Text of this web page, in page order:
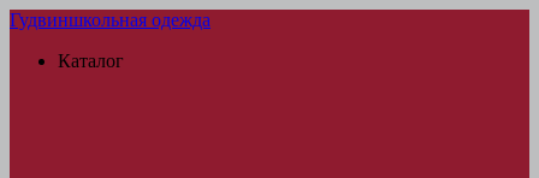
Гудвиншкольная одежда
Каталог